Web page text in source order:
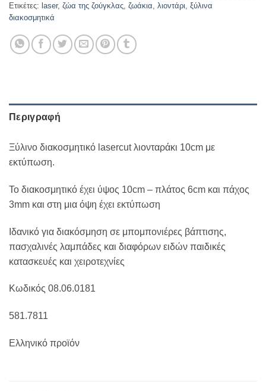
Ετικέτες: laser, ζώα της ζούγκλας, ζωάκια, λιοντάρι, ξύλινα
διακοσμητικά
Περιγραφή
Ξύλινο διακοσμητικό lasercut λιονταράκι 10cm με
εκτύπωση.
Το διακοσμητικό έχει ύψος 10cm – πλάτος 6cm και πάχος
3mm και στη μια όψη έχει εκτύπωση
Ιδανικό για διακόσμηση σε μπομπονιέρες βάπτισης,
πασχαλινές λαμπάδες και διαφόρων ειδών παιδικές
κατασκευές και χειροτεχνίες
Κωδικός 08.06.0181
581.7811
Ελληνικό προϊόν